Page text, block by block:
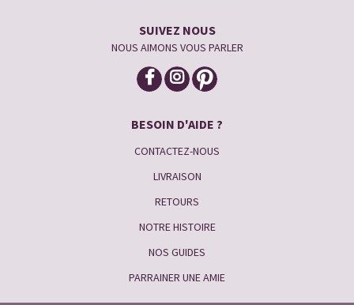
SUIVEZ NOUS
NOUS AIMONS VOUS PARLER
BESOIN D'AIDE ?
CONTACTEZ-NOUS
LIVRAISON
RETOURS
NOTRE HISTOIRE
NOS GUIDES
PARRAINER UNE AMIE